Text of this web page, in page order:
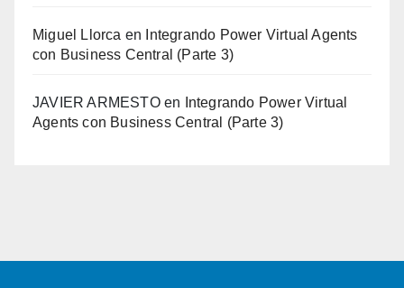
Miguel Llorca en
Integrando Power Virtual Agents
con Business Central (Parte 3)
JAVIER ARMESTOen
Integrando Power Virtual
Agents con Business Central (Parte 3)